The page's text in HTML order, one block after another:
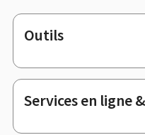
Pied
de
page
Outils
Services en ligne